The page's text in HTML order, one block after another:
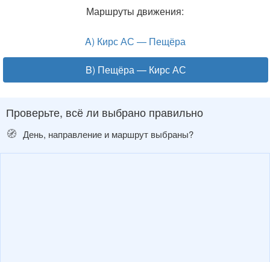
Маршруты движения:
A) Кирс АС — Пещёра
B) Пещёра — Кирс АС
Проверьте, всё ли выбрано правильно
🧭 День, направление и маршрут выбраны?